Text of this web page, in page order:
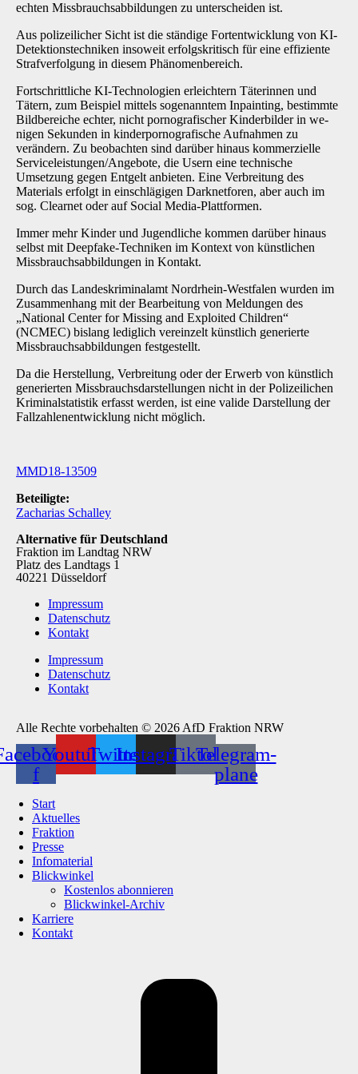
echten Missbrauchsabbildungen zu un­terscheiden ist.
Aus polizeilicher Sicht ist die ständige Fortentwicklung von KI-
Detektionstechniken insoweit erfolgskritisch für eine effiziente
Strafverfolgung in diesem Phänomenbereich.
Fortschrittliche KI-Technologien erleichtern Täterinnen und
Tätern, zum Beispiel mittels soge­nanntem Inpainting, bestimmte
Bildbereiche echter, nicht pornografischer Kinderbilder in we­
nigen Sekunden in kinderpornografische Aufnahmen zu
verändern. Zu beobachten sind dar­über hinaus kommerzielle
Serviceleistungen/Angebote, die Usern eine technische
Umsetzung gegen Entgelt anbieten. Eine Verbreitung des
Materials erfolgt in einschlägigen Darknetforen, aber auch im
sog. Clearnet oder auf Social Media-Plattformen.
Immer mehr Kinder und Jugendliche kommen darüber hinaus
selbst mit Deepfake-Techniken im Kontext von künstlichen
Missbrauchsabbildungen in Kontakt.
Durch das Landeskriminalamt Nordrhein-Westfalen wurden im
Zusammenhang mit der Bear­beitung von Meldungen des
„National Center for Missing and Exploited Children“
(NCMEC) bislang lediglich vereinzelt künstlich generierte
Missbrauchsabbildungen festgestellt.
Da die Herstellung, Verbreitung oder der Erwerb von künstlich
generierten Missbrauchsdar­stellungen nicht in der Polizeilichen
Kriminalstatistik erfasst werden, ist eine valide Darstellung der
Fallzahlenentwicklung nicht möglich.
MMD18-13509
Beteiligte:
Zacharias Schalley
Alternative für Deutschland
Fraktion im Landtag NRW
Platz des Landtags 1
40221 Düsseldorf
Impressum
Datenschutz
Kontakt
Impressum
Datenschutz
Kontakt
Alle Rechte vorbehalten © 2026 AfD Fraktion NRW
f
YoutubeTwitterInstagramTiktokTelegram-
plane
Start
Aktuelles
Fraktion
Presse
Infomaterial
Blickwinkel
Kostenlos abonnieren
Blickwinkel-Archiv
Karriere
Kontakt